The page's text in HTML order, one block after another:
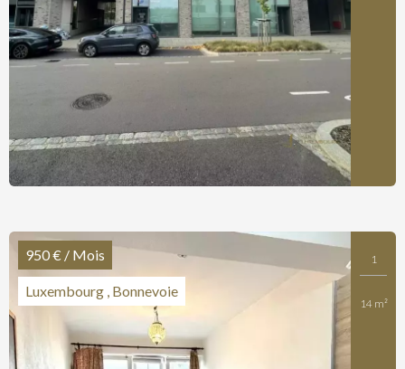
950 € / Mois
Luxembourg , Bonnevoie
1
14 m²